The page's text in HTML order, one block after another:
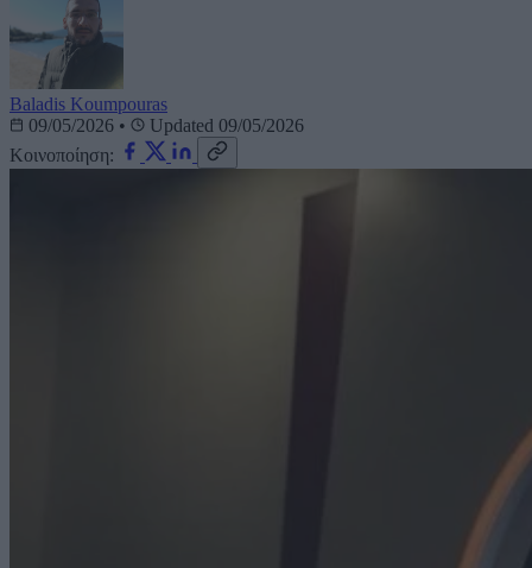
Baladis Koumpouras
09/05/2026 •
Updated 09/05/2026
Κοινοποίηση: